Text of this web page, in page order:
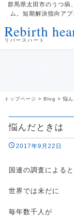
群馬県太田市のうつ病
ム。短期解決指向ア
Rebirth
リバースハート
トップページ > Blog > 悩
悩んだときは
2017年9月22日
国連の調査によると
世界では未だに
毎年数千人が